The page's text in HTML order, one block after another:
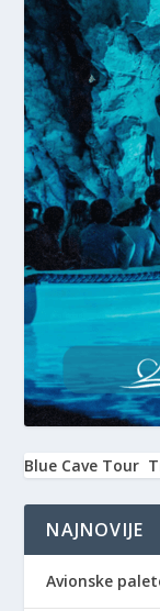
Blue Cave Tour
NAJNOVIJE
Avionske